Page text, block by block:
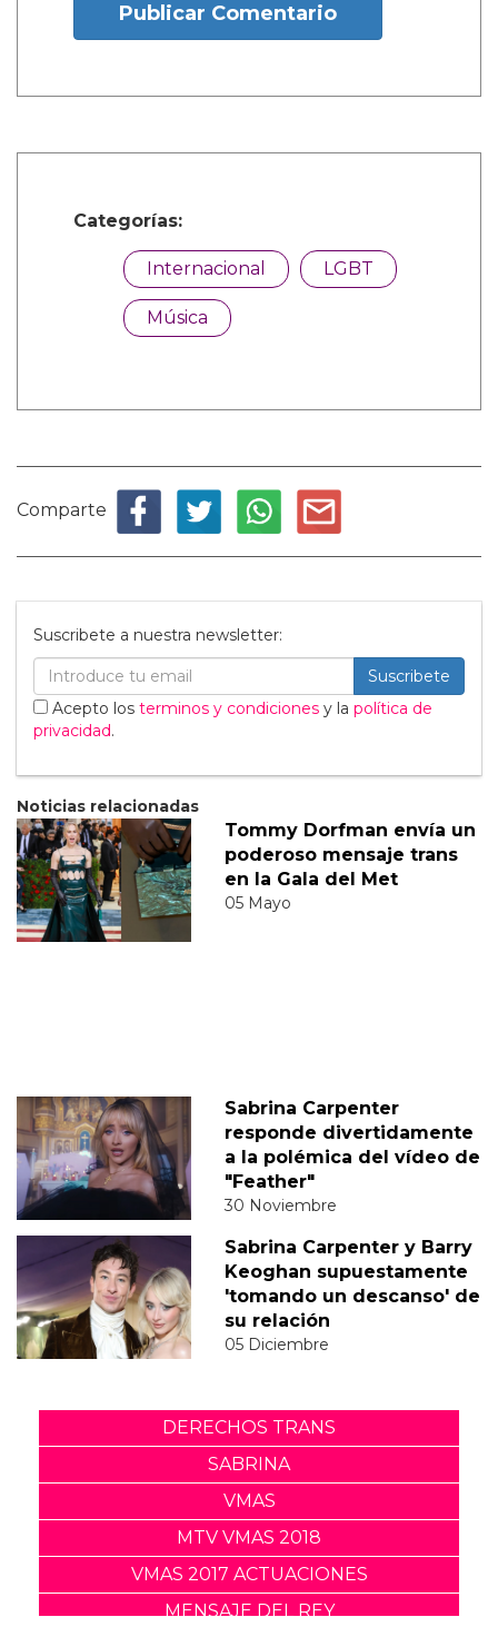
Publicar Comentario
Categorías:
Internacional LGBT
Música
Comparte
Suscribete a nuestra newsletter:
Suscribete
Acepto los terminos y condiciones y la política de
privacidad.
Noticias relacionadas
Tommy Dorfman envía un
poderoso mensaje trans
en la Gala del Met
05 Mayo
Sabrina Carpenter
responde divertidamente
a la polémica del vídeo de
"Feather"
30 Noviembre
Sabrina Carpenter y Barry
Keoghan supuestamente
'tomando un descanso' de
su relación
05 Diciembre
DERECHOS TRANS
SABRINA
VMAS
MTV VMAS 2018
VMAS 2017 ACTUACIONES
MENSAJE DEL REY